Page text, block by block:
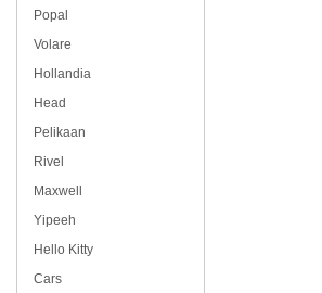
Popal
Volare
Hollandia
Head
Pelikaan
Rivel
Maxwell
Yipeeh
Hello Kitty
Cars